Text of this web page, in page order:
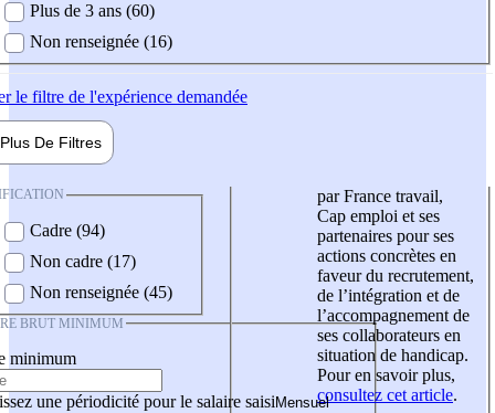
Plus de 3 ans (60)
Non renseignée (16)
le filtre de l'expérience demandée
Plus De Filtres
Cadre (94)
Non cadre (17)
Non renseignée (45)
BRUT MINIMUM
minimum
une périodicité pour le salaire saisi
par France travail,
Cap emploi et ses
partenaires pour ses
actions concrètes en
faveur du recrutement,
de l’intégration et de
l’accompagnement de
ses collaborateurs en
situation de handicap.
Pour en savoir plus,
consultez cet article.